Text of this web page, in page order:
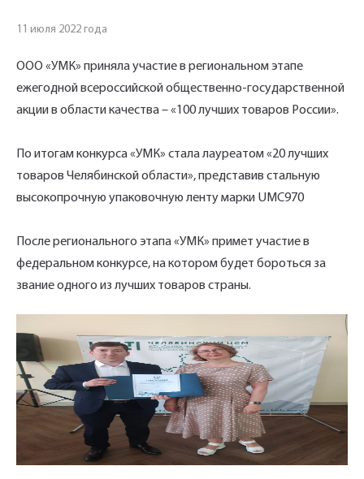
11 июля 2022 года
ООО «УМК» приняла участие в региональном этапе
ежегодной всероссийской общественно-государственной
акции в области качества – «100 лучших товаров России».
По итогам конкурса «УМК» стала лауреатом «20 лучших
товаров Челябинской области», представив стальную
высокопрочную упаковочную ленту марки UMC970
После регионального этапа «УМК» примет участие в
федеральном конкурсе, на котором будет бороться за
звание одного из лучших товаров страны.
Укажите Ваш контактный телефон и имя
для связи, и наш менеджер поможет
Имя*
Телефон*
Заполните форму обратной связи, и наши
менеджеры перезвонят вам в ближайшее
время.